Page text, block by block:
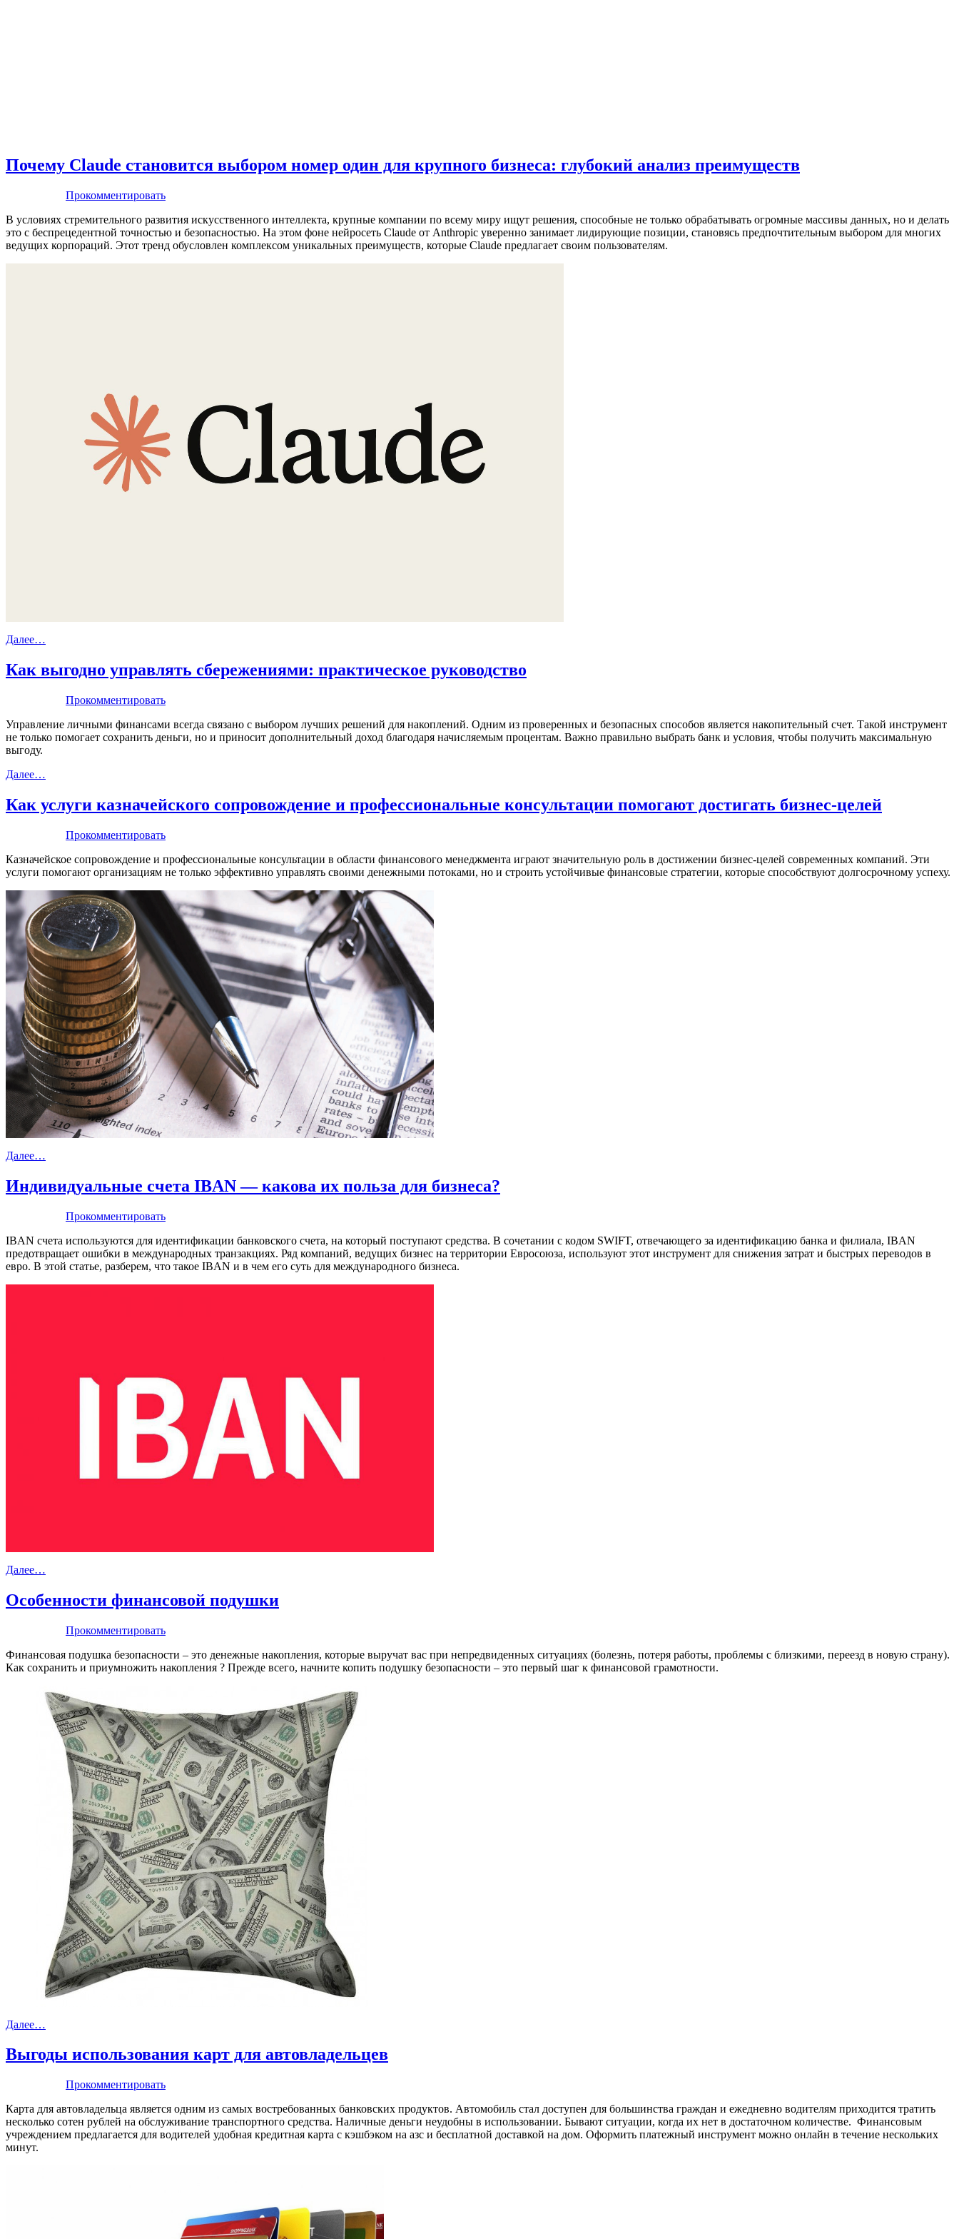
Почему Claude становится выбором номер один для крупного бизнеса: глубокий анализ преимуществ
Прокомментировать
В условиях стремительного развития искусственного интеллекта, крупные компании по всему миру ищут решения, способные не только обрабатывать огромные массивы данных, но и делать
это с беспрецедентной точностью и безопасностью. На этом фоне нейросеть Claude от Anthropic уверенно занимает лидирующие позиции, становясь предпочтительным выбором для многих
ведущих корпораций. Этот тренд обусловлен комплексом уникальных преимуществ, которые Claude предлагает своим пользователям.
Далее…
Как выгодно управлять сбережениями: практическое руководство
Прокомментировать
Управление личными финансами всегда связано с выбором лучших решений для накоплений. Одним из проверенных и безопасных способов является накопительный счет. Такой инструмент
не только помогает сохранить деньги, но и приносит дополнительный доход благодаря начисляемым процентам. Важно правильно выбрать банк и условия, чтобы получить максимальную
выгоду.
Далее…
Как услуги казначейского сопровождение и профессиональные консультации помогают достигать бизнес-целей
Прокомментировать
Казначейское сопровождение и профессиональные консультации в области финансового менеджмента играют значительную роль в достижении бизнес-целей современных компаний. Эти
услуги помогают организациям не только эффективно управлять своими денежными потоками, но и строить устойчивые финансовые стратегии, которые способствуют долгосрочному успеху.
Далее…
Индивидуальные счета IBAN — какова их польза для бизнеса?
Прокомментировать
IBAN счета используются для идентификации банковского счета, на который поступают средства. В сочетании с кодом SWIFT, отвечающего за идентификацию банка и филиала, IBAN
предотвращает ошибки в международных транзакциях. Ряд компаний, ведущих бизнес на территории Евросоюза, используют этот инструмент для снижения затрат и быстрых переводов в
евро. В этой статье, разберем, что такое IBAN и в чем его суть для международного бизнеса.
Далее…
Особенности финансовой подушки
Прокомментировать
Финансовая подушка безопасности – это денежные накопления, которые выручат вас при непредвиденных ситуациях (болезнь, потеря работы, проблемы с близкими, переезд в новую страну).
Как сохранить и приумножить накопления ? Прежде всего, начните копить подушку безопасности – это первый шаг к финансовой грамотности.
Далее…
Выгоды использования карт для автовладельцев
Прокомментировать
Карта для автовладельца является одним из самых востребованных банковских продуктов. Автомобиль стал доступен для большинства граждан и ежедневно водителям приходится тратить
несколько сотен рублей на обслуживание транспортного средства. Наличные деньги неудобны в использовании. Бывают ситуации, когда их нет в достаточном количестве. Финансовым
учреждением предлагается для водителей удобная кредитная карта с кэшбэком на азс и бесплатной доставкой на дом. Оформить платежный инструмент можно онлайн в течение нескольких
минут.